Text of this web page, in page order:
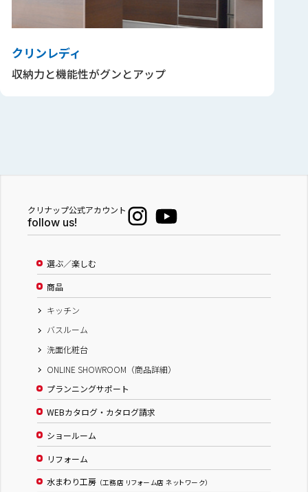
クリンレディ
収納力と機能性がグンとアップ
クリナップ公式アカウント
follow us!
選ぶ／楽しむ
商品
キッチン
バスルーム
洗面化粧台
ONLINE SHOWROOM（商品詳細）
プランニングサポート
WEBカタログ・カタログ請求
ショールーム
リフォーム
水まわり工房 （工務店 リフォーム店 ネットワーク）